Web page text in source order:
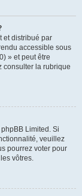
et distribué par
accessible sous
» et peut être
consulter la rubrique
Limited. Si
veuillez
pourrez voter pour
vôtres.